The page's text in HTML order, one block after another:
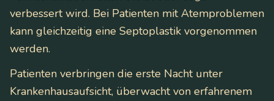
verbessert wird. Bei Patienten mit Atemproblemen
kann gleichzeitig eine Septoplastik vorgenommen
werden.
Patienten verbringen die erste Nacht unter
Krankenhausaufsicht, überwacht von erfahrenem